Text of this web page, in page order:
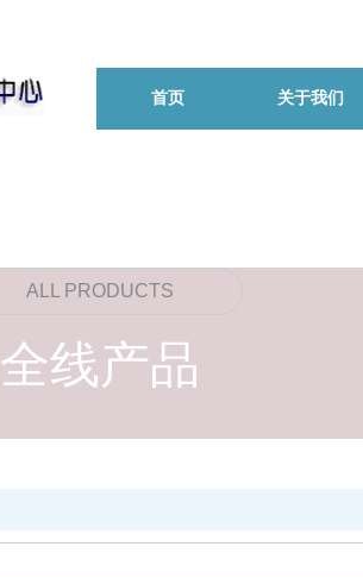
首页 关于我们
ALL PRODUCTS
全线产品